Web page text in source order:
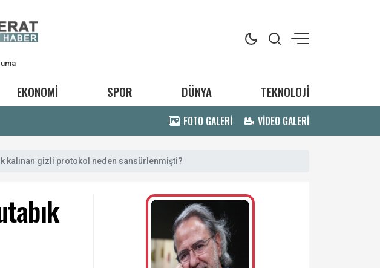
EKONOMİ SPOR DÜNYA TEKNOLOJİ
FOTO GALERİ VİDEO GALERİ
kalınan gizli protokol neden sansürlenmişti?